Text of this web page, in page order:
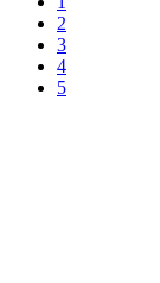
2
3
4
5